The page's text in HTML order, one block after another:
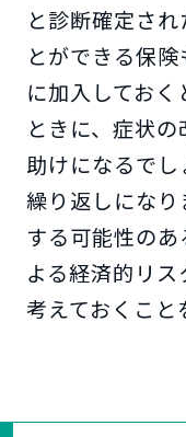
と診断確定さ
とができる保
に加入してお
ときに、症状
助けになるでし
繰り返しにな
する可能性の
よる経済的リ
考えておくこと